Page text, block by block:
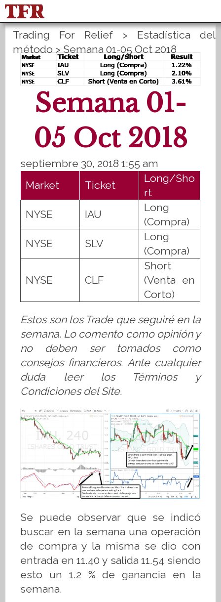
FisuOne® Equilibrio
Estadística del método PLANES B
Inicio de sesión
Trading For Relief > Estadística del
método>Semana 01-05 Oct 2018
Semana 01-
05 Oct 2018
septiembre 30, 2018 1:55 am
Market
Ticket
Long/Sho
rt
NYSE
IAU
Long
(Compra)
NYSE
SLV
Long
(Compra)
NYSE CLF
Short
(Venta en
Corto)
Estos son los Trade que seguiré en la
semana. Lo comento como opinión y
no deben ser tomados como
consejos financieros. Ante cualquier
duda leer los Términos y
Condiciones del Site.
Se puede observar que se indicó
buscar en la semana una operación
de compra y la misma se dio con
entrada en 11.40 y salida 11.54 siendo
esto un 1.2 % de ganancia en la
semana.